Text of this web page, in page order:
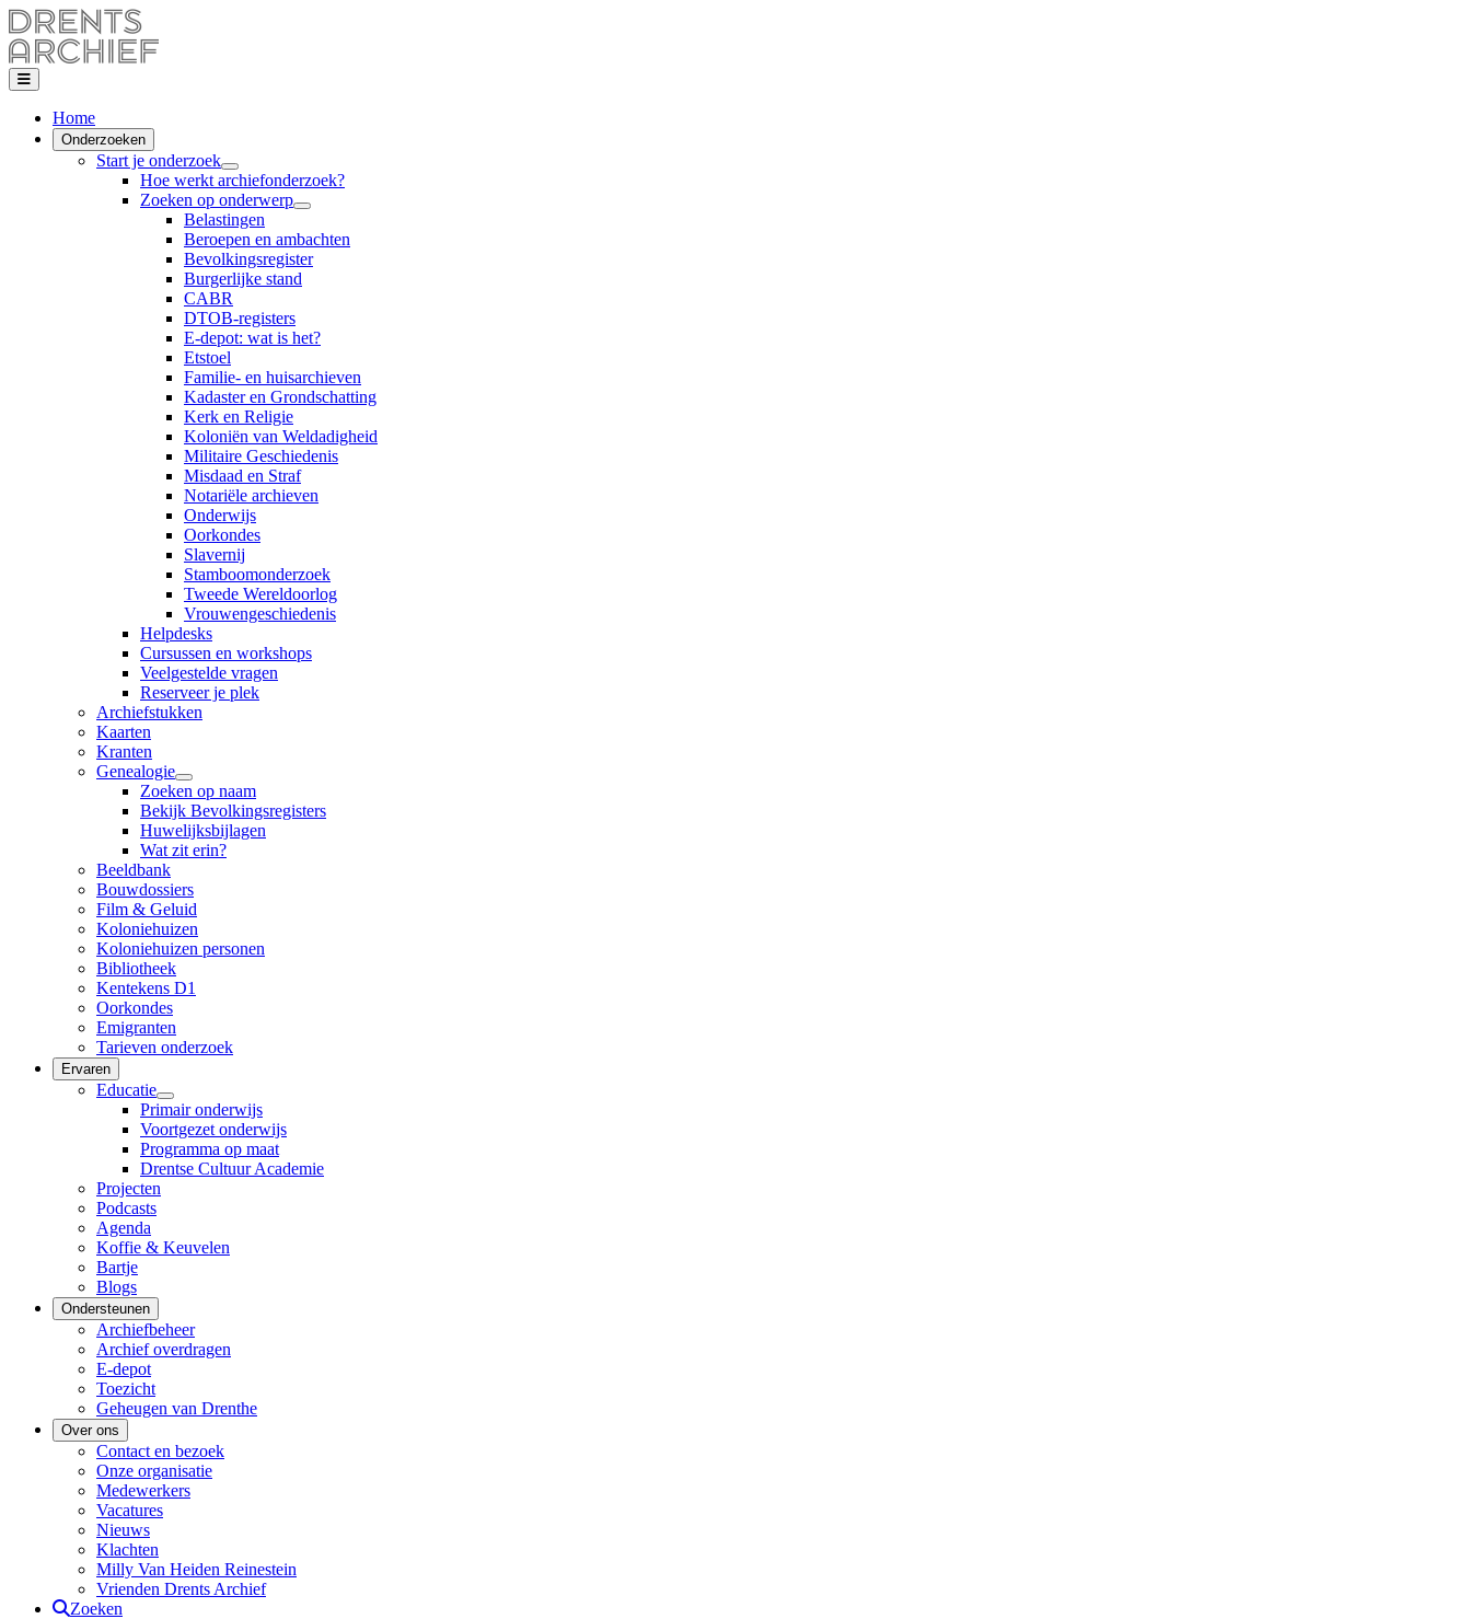
Home
Onderzoeken
Start je onderzoek
Hoe werkt archiefonderzoek?
Zoeken op onderwerp
Belastingen
Beroepen en ambachten
Bevolkingsregister
Burgerlijke stand
CABR
DTOB-registers
E-depot: wat is het?
Etstoel
Familie- en huisarchieven
Kadaster en Grondschatting
Kerk en Religie
Koloniën van Weldadigheid
Militaire Geschiedenis
Misdaad en Straf
Notariële archieven
Onderwijs
Oorkondes
Slavernij
Stamboomonderzoek
Tweede Wereldoorlog
Vrouwengeschiedenis
Helpdesks
Cursussen en workshops
Veelgestelde vragen
Reserveer je plek
Archiefstukken
Kaarten
Kranten
Genealogie
Zoeken op naam
Bekijk Bevolkingsregisters
Huwelijksbijlagen
Wat zit erin?
Beeldbank
Bouwdossiers
Film & Geluid
Koloniehuizen
Koloniehuizen personen
Bibliotheek
Kentekens D1
Oorkondes
Emigranten
Tarieven onderzoek
Ervaren
Educatie
Primair onderwijs
Voortgezet onderwijs
Programma op maat
Drentse Cultuur Academie
Projecten
Podcasts
Agenda
Koffie & Keuvelen
Bartje
Blogs
Ondersteunen
Archiefbeheer
Archief overdragen
E-depot
Toezicht
Geheugen van Drenthe
Over ons
Contact en bezoek
Onze organisatie
Medewerkers
Vacatures
Nieuws
Klachten
Milly Van Heiden Reinestein
Vrienden Drents Archief
Zoeken